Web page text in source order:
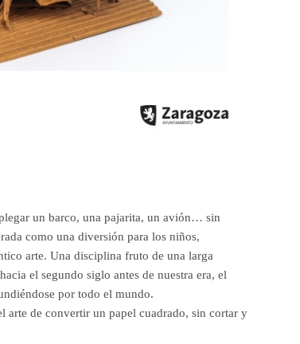
un barco, una pajarita, un avión… sin
como una diversión para los niños,
arte. Una disciplina fruto de una larga
el segundo siglo antes de nuestra era, el
por todo el mundo.
arte de convertir un papel cuadrado, sin cortar y